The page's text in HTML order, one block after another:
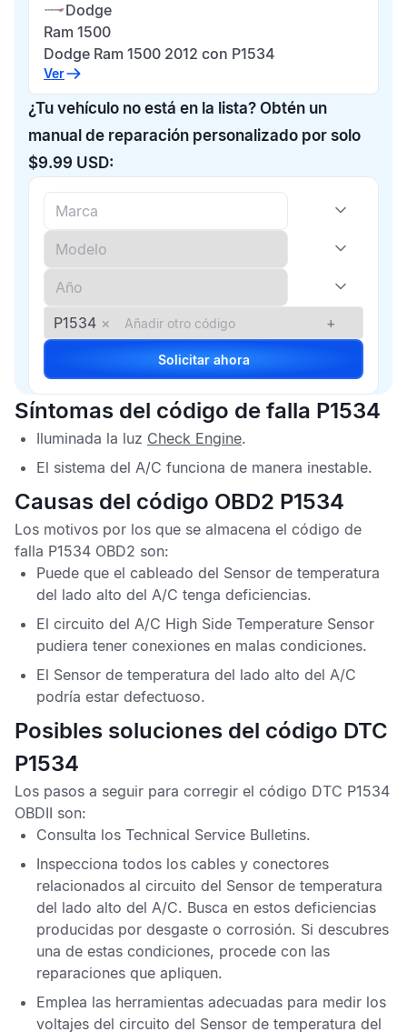
Dodge
Ram 1500
Dodge Ram 1500 2012 con P1534
Ver
¿Tu vehículo no está en la lista? Obtén un
manual de reparación personalizado por solo
$9.99 USD:
P1534 × +
Solicitar ahora
Síntomas del código de falla P1534
Iluminada la luz Check Engine.
El sistema del A/C funciona de manera inestable.
Causas del código OBD2 P1534
Los motivos por los que se almacena el código de
falla P1534 OBD2 son:
Puede que el cableado del Sensor de temperatura
del lado alto del A/C tenga deficiencias.
El circuito del A/C High Side Temperature Sensor
pudiera tener conexiones en malas condiciones.
El Sensor de temperatura del lado alto del A/C
podría estar defectuoso.
Posibles soluciones del código DTC
P1534
Los pasos a seguir para corregir el código DTC P1534
OBDII son:
Consulta los Technical Service Bulletins.
Inspecciona todos los cables y conectores
relacionados al circuito del Sensor de temperatura
del lado alto del A/C. Busca en estos deficiencias
producidas por desgaste o corrosión. Si descubres
una de estas condiciones, procede con las
reparaciones que apliquen.
Emplea las herramientas adecuadas para medir los
voltajes del circuito del Sensor de temperatura del